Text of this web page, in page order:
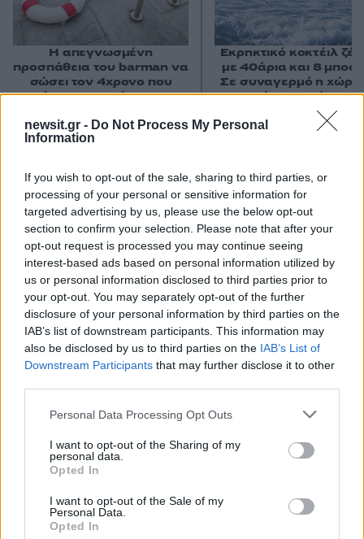
newsit.gr - Do Not Process My Personal
Information
If you wish to opt-out of the sale, sharing to third parties, or
processing of your personal or sensitive information for
targeted advertising by us, please use the below opt-out
section to confirm your selection. Please note that after your
opt-out request is processed you may continue seeing
interest-based ads based on personal information utilized by
us or personal information disclosed to third parties prior to
your opt-out. You may separately opt-out of the further
disclosure of your personal information by third parties on the
IAB’s list of downstream participants. This information may
also be disclosed by us to third parties on the IAB’s List of
Downstream Participants that may further disclose it to other
Please note that this website/app uses one or more Google
not limited to your visit or usage behaviour. You may click to
grant or deny consent to Google and its third-party tags to
use your data for below specified purposes in below Google
consent section.
Personal Data Processing Opt Outs
I want to opt-out of the Sharing of my
personal data.
Opted In
I want to opt-out of the Sale of my
Personal Data.
Opted In
Σχόλια
Σχολίασε εδώ
2000 /2000
Υποβολή σχολίου
Πολιτική Απορρήτου&Όροι Χρήσης της Google.
Η απεγνωσμένη
προσπάθεια του barman να
σώσει τον 4χρονο που
πνίγηκε σε πισίνα στην
τραγωδία
Εκρηκτικό κοκτέιλ
με 40άρια και 8
Σε συναγερμό η χώρα
φωτιές, ενισχύονται
άνεμοι τις επόμενες